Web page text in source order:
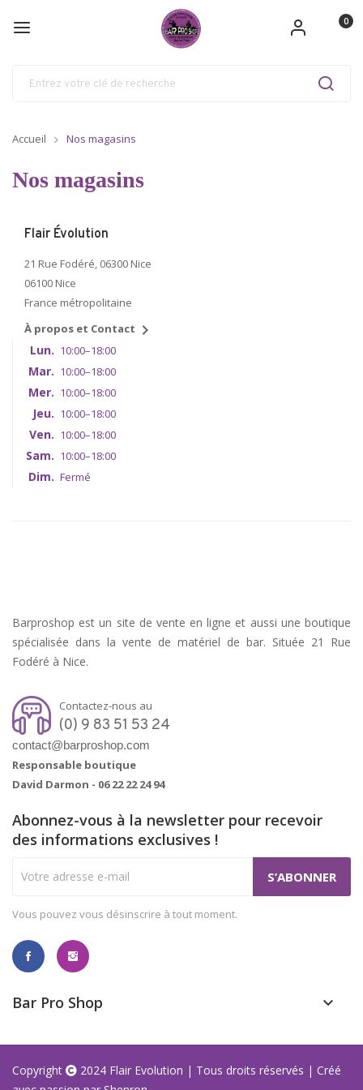
0
Accueil Nos magasins
Nos magasins
Flair Évolution
21 Rue Fodéré, 06300 Nice
06100 Nice
France métropolitaine
À propos et Contact 
Lun. 10:00–18:00
Mar. 10:00–18:00
Mer. 10:00–18:00
Jeu. 10:00–18:00
Ven. 10:00–18:00
Sam. 10:00–18:00
Dim. Fermé
Barproshop est un site de vente en ligne et aussi une boutique
spécialisée dans la vente de matériel de bar. Située 21 Rue
Fodéré à Nice.
Contactez-nous au
(0) 9 83 51 53 24
contact@barproshop.com
Responsable boutique
David Darmon - 06 22 22 24 94
Abonnez-vous à la newsletter pour recevoir
des informations exclusives !
Vous pouvez vous désinscrire à tout moment.
Bar Pro Shop keyboard_arrow_down
Copyright 2024 Flair Evolution | Tous droits réservés | Créé